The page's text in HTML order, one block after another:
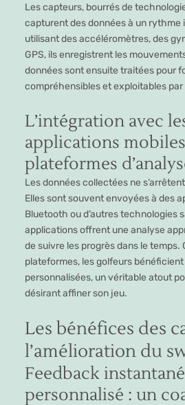
Les capteurs, bourrés de
capturent des données à un rythme
utilisant des accéléromètres, des
GPS, ils enregistrent les
données sont ensuite traitées pour
compréhensibles et exploitables par
L’intégration avec
applications
plateformes
Les données collectées ne
Elles sont souvent envoyées à des
Bluetooth ou d’autres technologies
applications offrent une analyse
de suivre les progrès dans le temps.
plateformes, les golfeurs
personnalisées, un véritable atout
désirant affiner son jeu.
Les bénéfices des
l’amélioration du
Feedback
personnalisé : un